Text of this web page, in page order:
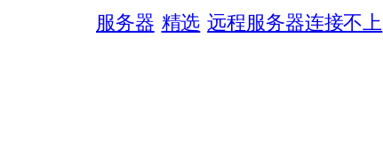
服务器 精选 远程服务器连接不上